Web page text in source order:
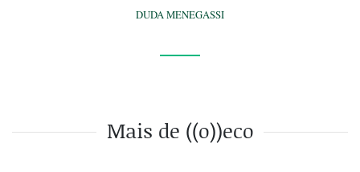
DUDA MENEGASSI
Mais de ((o))eco